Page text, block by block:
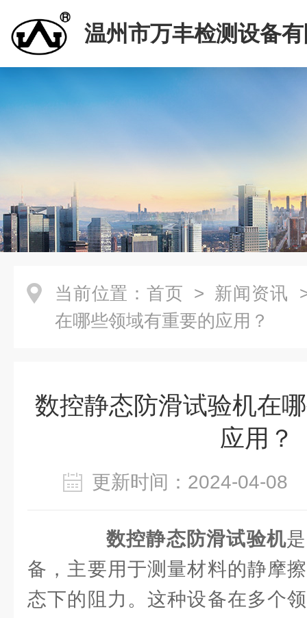
温州市万丰检测设备
当前位置： 首页 > 新闻资讯
在哪些领域有重要的应用？
数控静态防滑试验机在
应用？
更新时间：2024-04-
数控静态防滑试验机
备，主要用于测量材料的静摩
态下的阻力。这种设备在多个